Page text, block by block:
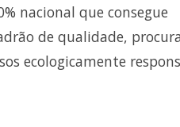
nacional que consegue
de qualidade,
ecologicamente